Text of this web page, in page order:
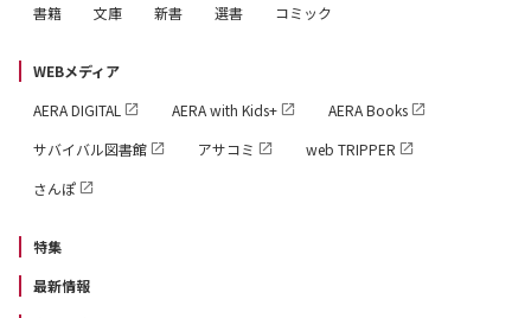
書籍
文庫 新書 選書 コミック
WEBメディア
AERA DIGITAL
AERA with Kids+
AERA Books
サバイバル図書館
アサコミ
web TRIPPER
さんぽ
特集
最新情報